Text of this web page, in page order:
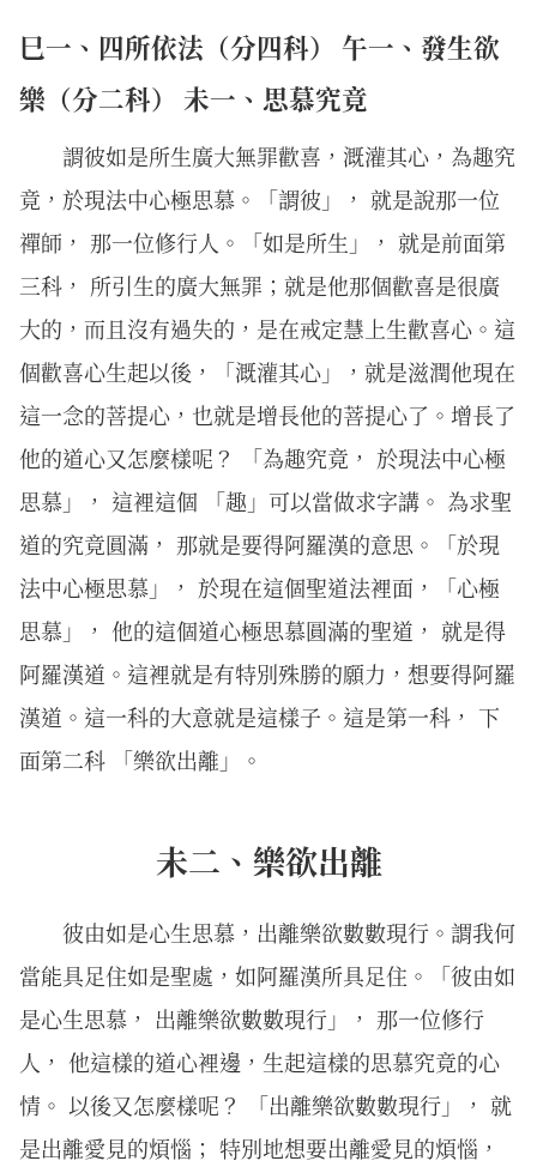
巳一、四所依法（分四科） 午一、發生欲
樂（分二科） 未一、思慕究竟
謂彼如是所生廣大無罪歡喜，溉灌其心，為趣究
竟，於現法中心極思慕。「謂彼」， 就是說那一位
禪師， 那一位修行人。「如是所生」， 就是前面第
三科， 所引生的廣大無罪；就是他那個歡喜是很廣
大的，而且沒有過失的，是在戒定慧上生歡喜心。這
個歡喜心生起以後，「溉灌其心」，就是滋潤他現在
這一念的菩提心，也就是增長他的菩提心了。增長了
他的道心又怎麼樣呢？ 「為趣究竟， 於現法中心極
思慕」， 這裡這個 「趣」可以當做求字講。 為求聖
道的究竟圓滿， 那就是要得阿羅漢的意思。「於現
法中心極思慕」， 於現在這個聖道法裡面，「心極
思慕」， 他的這個道心極思慕圓滿的聖道， 就是得
阿羅漢道。這裡就是有特別殊勝的願力，想要得阿羅
漢道。這一科的大意就是這樣子。這是第一科， 下
面第二科 「樂欲出離」。
未二、樂欲出離
彼由如是心生思慕，出離樂欲數數現行。謂我何
當能具足住如是聖處，如阿羅漢所具足住。「彼由如
是心生思慕， 出離樂欲數數現行」， 那一位修行
人， 他這樣的道心裡邊，生起這樣的思慕究竟的心
情。 以後又怎麼樣呢？ 「出離樂欲數數現行」， 就
是出離愛見的煩惱； 特別地想要出離愛見的煩惱，